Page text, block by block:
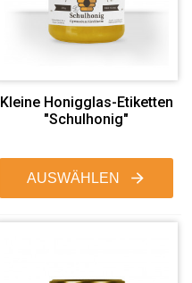
Kleine Honigglas-Etiketten
"Schulhonig"
AUSWÄHLEN